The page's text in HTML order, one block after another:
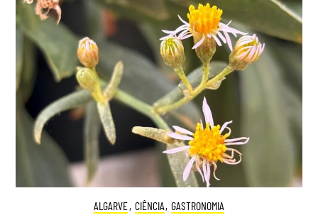
ALGARVE, CIÊNCIA, GASTRONOMIA